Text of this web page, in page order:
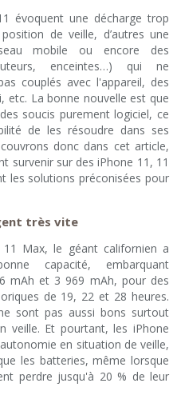
évoquent une décharge trop
de veille, d’autres une
mobile ou encore des
enceintes…) qui ne
couplés avec l'appareil, des
etc. La bonne nouvelle est que
soucis purement logiciel, ce
de les résoudre dans ses
donc dans cet article,
survenir sur des iPhone 11, 11
les solutions préconisées pour
très vite
Max, le géant californien a
capacité, embarquant
mAh et 3 969 mAh, pour des
de 19, 22 et 28 heures.
sont pas aussi bons surtout
veille. Et pourtant, les iPhone
en situation de veille,
les batteries, même lorsque
perdre jusqu'à 20 % de leur